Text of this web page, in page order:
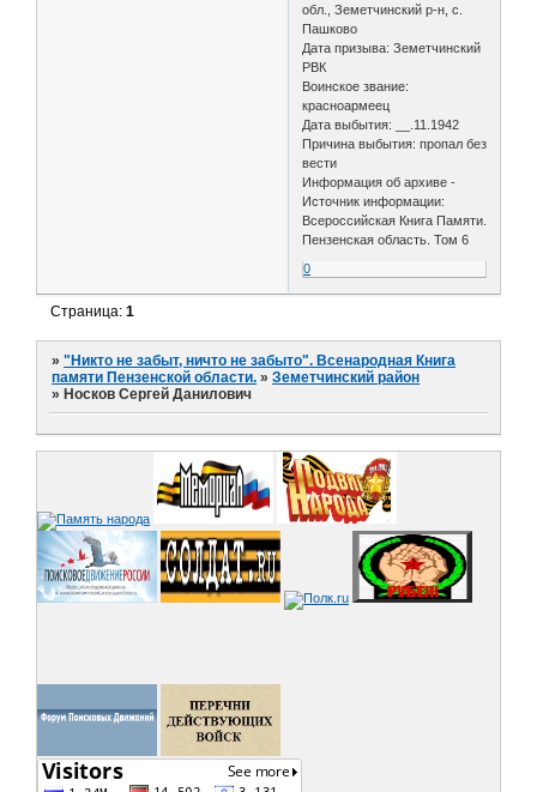
обл., Земетчинский р-н, с.
Пашково
Дата призыва: Земетчинский
РВК
Воинское звание:
красноармеец
Дата выбытия: __.11.1942
Причина выбытия: пропал без
вести
Информация об архиве -
Источник информации:
Всероссийская Книга Памяти.
Пензенская область. Том 6
0
Страница:1
»"Никто не забыт, ничто не забыто". Всенародная Книга
памяти Пензенской области. »Земетчинский район
» Носков Сергей Данилович